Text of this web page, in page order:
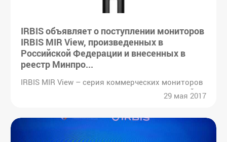
IRBIS объявляет о поступлении мониторов
IRBIS MIR View, произведенных в
Российской Федерации и внесенных в
реестр Минпро...
IRBIS MIR View – серия коммерческих мониторов
в качественном исполнении и по оптимальной
развлечений и станут отличным выбором для
29 мая 2017